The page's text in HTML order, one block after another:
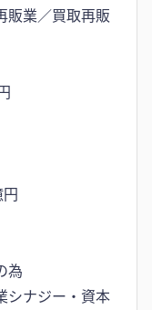
業／買取再販
為
ナジー・資本